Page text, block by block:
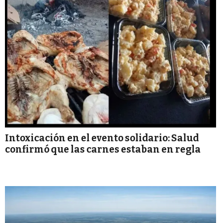
Intoxicación en el evento solidario: Salud
confirmó que las carnes estaban en regla